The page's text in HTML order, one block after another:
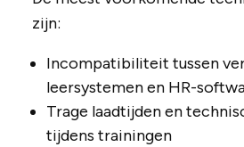
zijn:
Incompatibiliteit tussen
leersystemen en HR-
Trage laadtijden en
tijdens trainingen